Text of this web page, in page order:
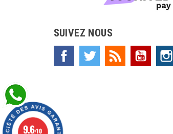
SUIVEZ NOUS
Facebook Twitter Rss YouTube
9.6/10